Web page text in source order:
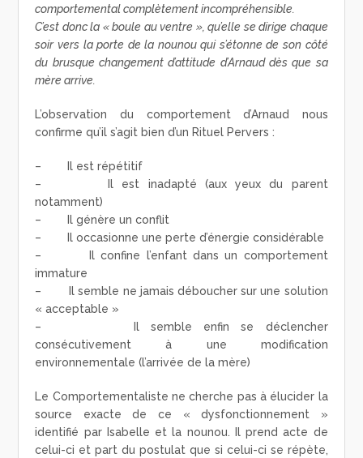
comportemental complètement incompréhensible.
C’est donc la « boule au ventre », qu’elle se dirige chaque
soir vers la porte de la nounou qui s’étonne de son côté
du brusque changement d’attitude d’Arnaud dès que sa
mère arrive.
L’observation du comportement d’Arnaud nous
confirme qu’il s’agit bien d’un Rituel Pervers :
– Il est répétitif
– Il est inadapté (aux yeux du parent
notamment)
– Il génère un conflit
– Il occasionne une perte d’énergie considérable
– Il confine l’enfant dans un comportement
immature
– Il semble ne jamais déboucher sur une solution
« acceptable »
– Il semble enfin se déclencher
consécutivement à une modification
environnementale (l’arrivée de la mère)
Le Comportementaliste ne cherche pas à élucider la
source exacte de ce « dysfonctionnement »
identifié par Isabelle et la nounou. Il prend acte de
celui-ci et part du postulat que si celui-ci se répète,